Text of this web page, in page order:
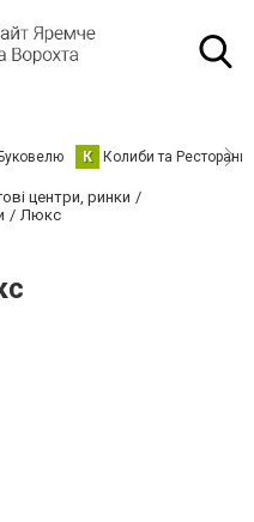
К Колиби та Ресторани
центри, ринки
Люкс